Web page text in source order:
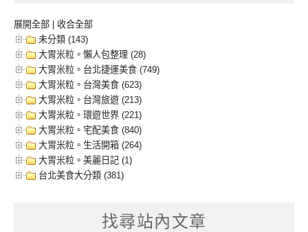
展開全部
收合全部
未分類 (143)
大胃米粒。懶人包整理 (28)
大胃米粒。台北捷運美食 (749)
大胃米粒。台灣美食 (623)
大胃米粒。台灣旅遊 (213)
大胃米粒。環遊世界 (221)
大胃米粒。宅配美食 (840)
大胃米粒。生活開箱 (264)
大胃米粒。美麗日記 (1)
台北美食大分類 (381)
找尋站內文章